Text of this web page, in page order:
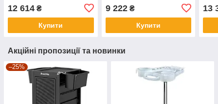
12 614 ₴
Купити
9 222₴
Купити
13
Акційні пропозиції та новинки
–25%